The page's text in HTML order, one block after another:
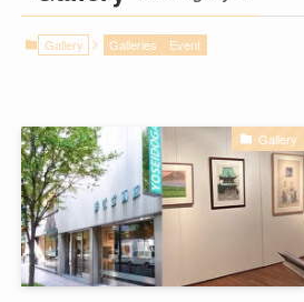
Gallery Galleries Event
Gallery